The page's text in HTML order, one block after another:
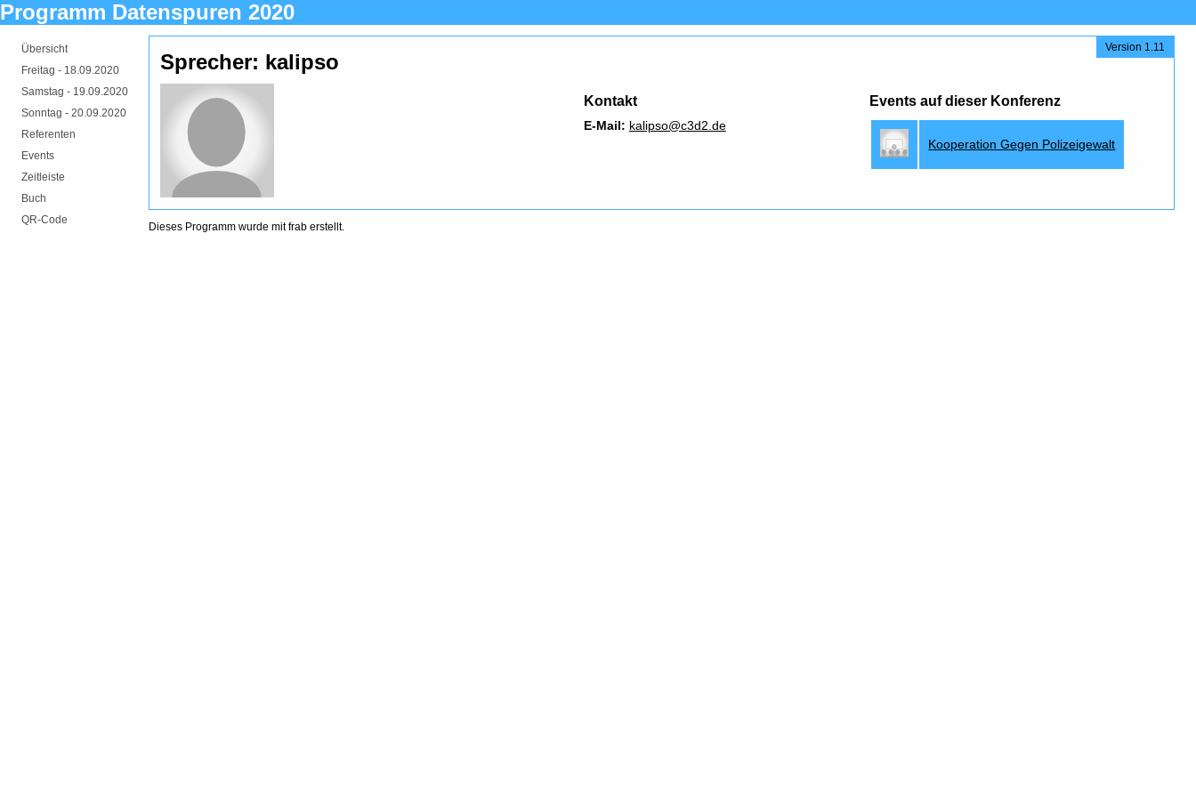
Programm Datenspuren 2020
Übersicht
Freitag - 18.09.2020
Samstag - 19.09.2020
Sonntag - 20.09.2020
Referenten
Events
Zeitleiste
Buch
QR-Code
Version 1.11
Sprecher: kalipso
Kontakt
E-Mail: kalipso@c3d2.de
Events auf dieser Konferenz
Kooperation Gegen Polizeigewalt
Dieses Programm wurde mitfrab erstellt.